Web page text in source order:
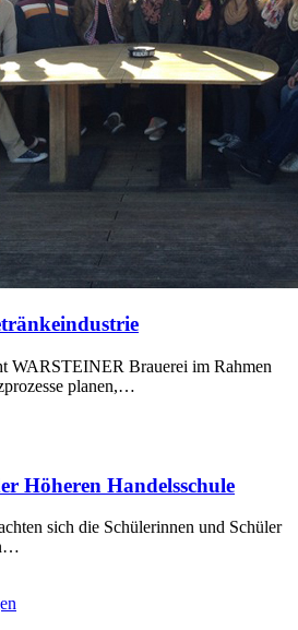
WARSTEINER Brauerei im Rahmen
planen,…
Höheren Handelsschule
sich die Schülerinnen und Schüler